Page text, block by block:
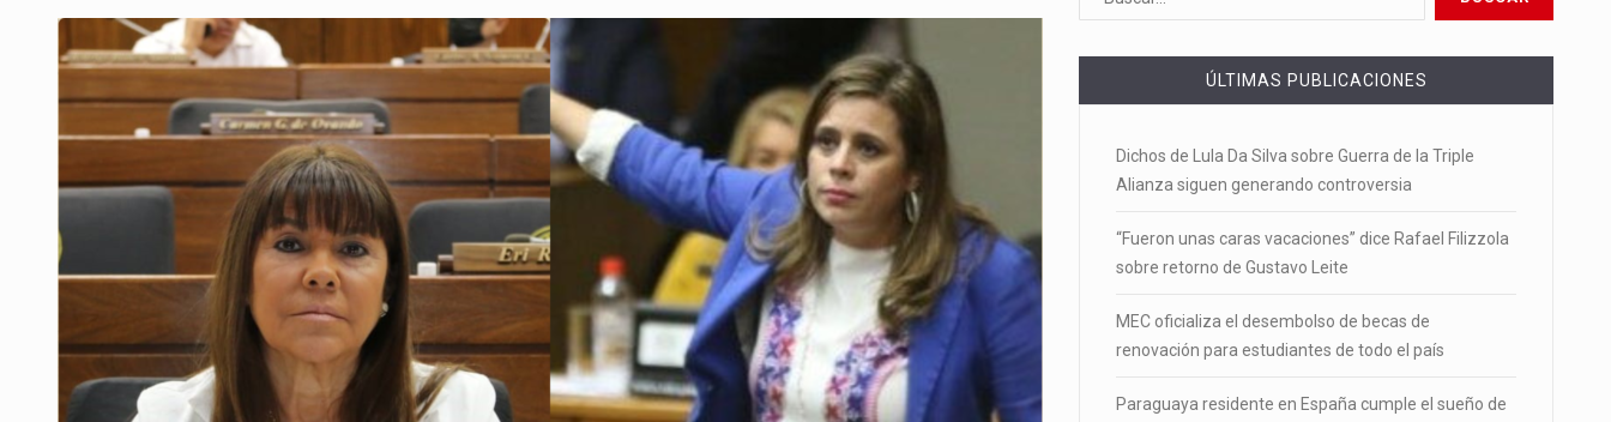
ÚLTIMAS PUBLICACIONES
Dichos de Lula Da Silva sobre Guerra de la Triple
Alianza siguen generando controversia
“Fueron unas caras vacaciones” dice Rafael Filizzola
sobre retorno de Gustavo Leite
MEC oficializa el desembolso de becas de
renovación para estudiantes de todo el país
Paraguaya residente en España cumple el sueño de